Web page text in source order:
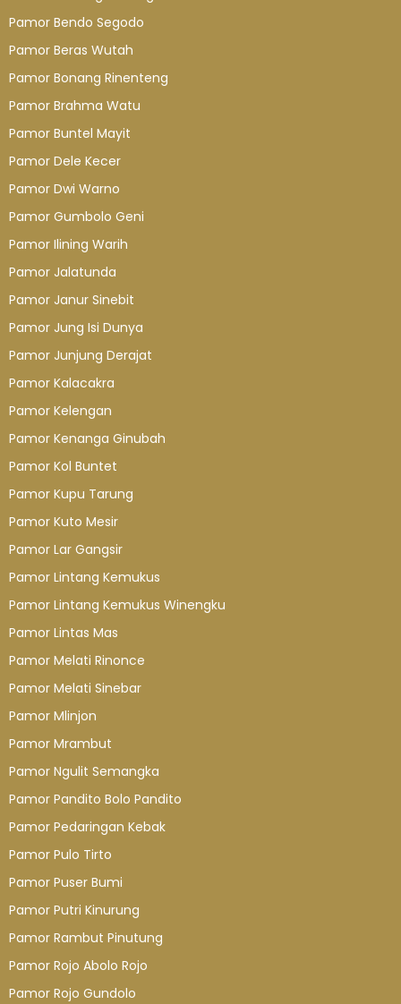
Pamor Bendo Segodo
Pamor Beras Wutah
Pamor Bonang Rinenteng
Pamor Brahma Watu
Pamor Buntel Mayit
Pamor Dele Kecer
Pamor Dwi Warno
Pamor Gumbolo Geni
Pamor Ilining Warih
Pamor Jalatunda
Pamor Janur Sinebit
Pamor Jung Isi Dunya
Pamor Junjung Derajat
Pamor Kalacakra
Pamor Kelengan
Pamor Kenanga Ginubah
Pamor Kol Buntet
Pamor Kupu Tarung
Pamor Kuto Mesir
Pamor Lar Gangsir
Pamor Lintang Kemukus
Pamor Lintang Kemukus Winengku
Pamor Lintas Mas
Pamor Melati Rinonce
Pamor Melati Sinebar
Pamor Mlinjon
Pamor Mrambut
Pamor Ngulit Semangka
Pamor Pandito Bolo Pandito
Pamor Pedaringan Kebak
Pamor Pulo Tirto
Pamor Puser Bumi
Pamor Putri Kinurung
Pamor Rambut Pinutung
Pamor Rojo Abolo Rojo
Pamor Rojo Gundolo